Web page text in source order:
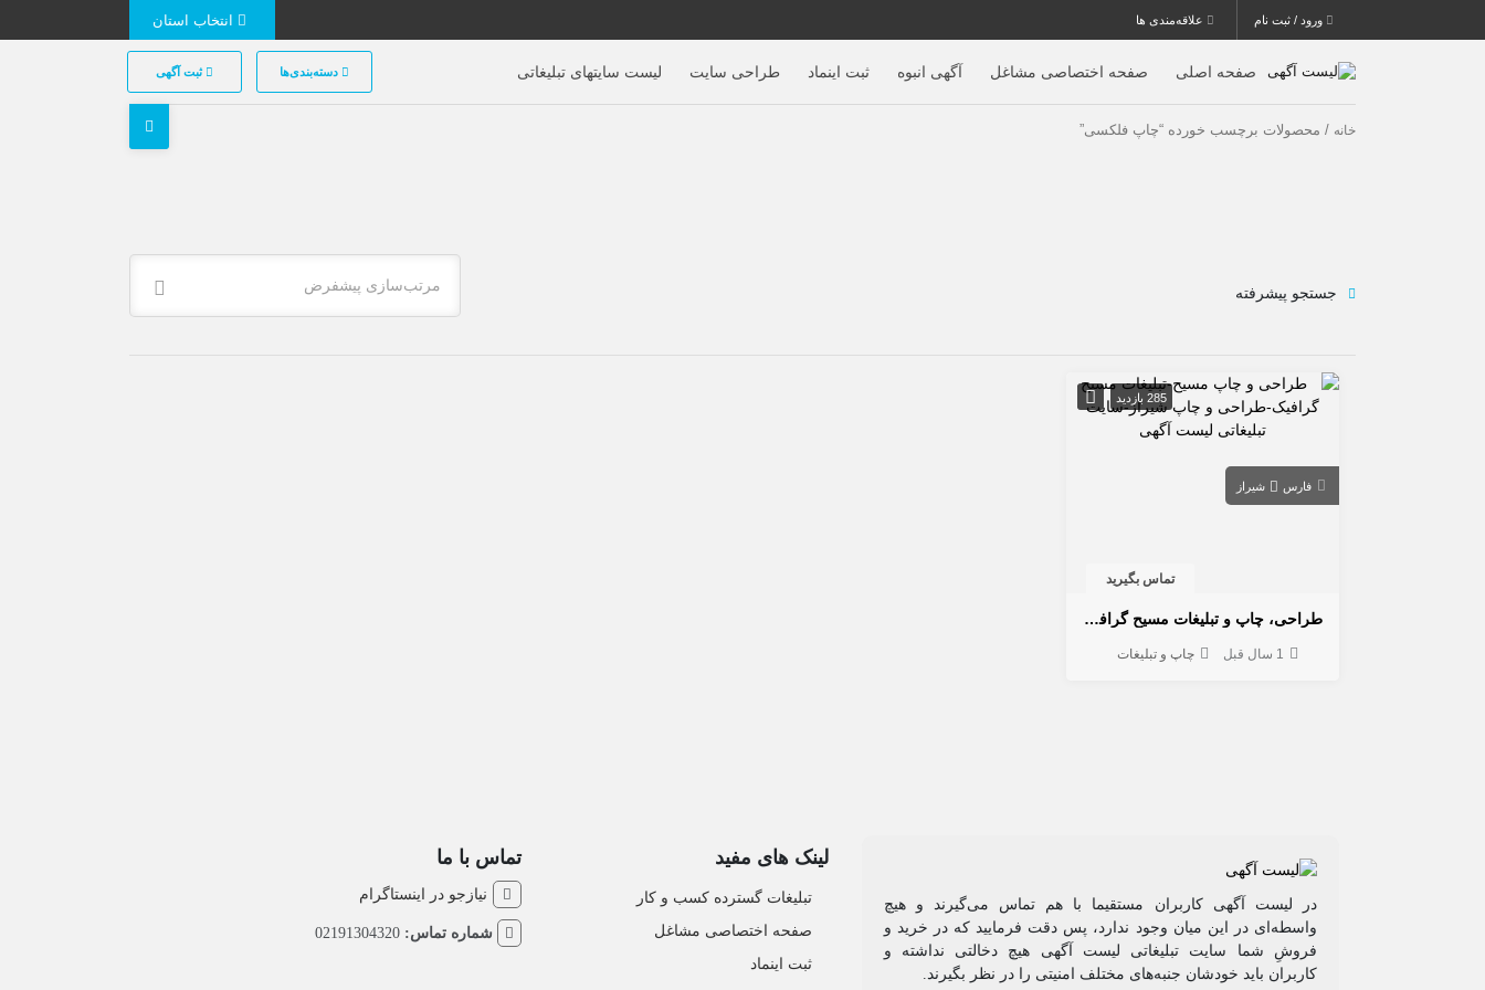
ورود / ثبت نام علاقه‌مندی ها
صفحه اصلی صفحه اختصاصی مشاغل آگهی‌ انبوه ثبت اینماد طراحی سایت لیست سایتهای تبلیغاتی دسته‌بندی‌ها ثبت آگهی
خانه / محصولات برچسب خورده “چاپ فلکسی”
مرتب‌سازی پیشفرض جستجو پیشرفته
285 بازدید
فارس شیراز
تماس بگیرید
طراحی، چاپ و تبلیغات مسیح گرافیک
1 سال قبل چاپ و تبلیغات
در لیست آگهی کاربران مستقیما با هم تماس می‌گیرند و هیچ
واسطه‌ای در این میان وجود ندارد، پس دقت فرمایید که در خرید و
فروشِ شما سایت تبلیغاتی لیست آگهی هیچ دخالتی نداشته و
کاربران باید خودشان جنبه‌های مختلف امنیتی را در نظر بگیرند.
لینک های مفید
تبلیغات گسترده کسب و کار
صفحه اختصاصی مشاغل
ثبت اینماد
تماس با ما
نیازجو در اینستاگرام
شماره تماس: 02191304320